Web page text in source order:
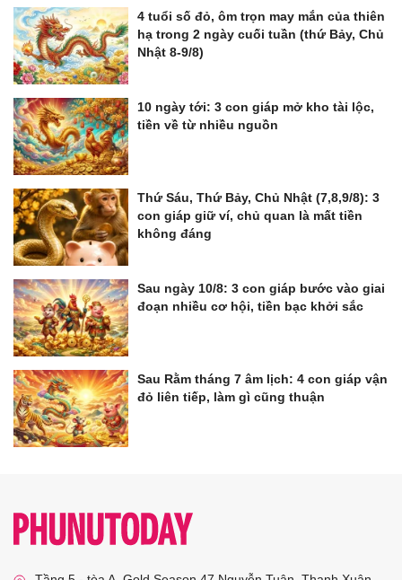
4 tuổi số đỏ, ôm trọn may mắn của thiên
hạ trong 2 ngày cuối tuần (thứ Bảy, Chủ
Nhật 8-9/8)
10 ngày tới: 3 con giáp mở kho tài lộc,
tiền về từ nhiều nguồn
Thứ Sáu, Thứ Bảy, Chủ Nhật (7,8,9/8): 3
con giáp giữ ví, chủ quan là mất tiền
không đáng
Sau ngày 10/8: 3 con giáp bước vào giai
đoạn nhiều cơ hội, tiền bạc khởi sắc
Sau Rằm tháng 7 âm lịch: 4 con giáp vận
đỏ liên tiếp, làm gì cũng thuận